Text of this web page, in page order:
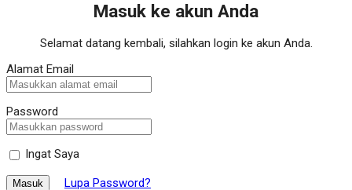
Masuk ke akun Anda
Selamat datang kembali, silahkan login ke akun Anda.
Alamat Email
Password
Ingat Saya
Masuk Lupa Password?